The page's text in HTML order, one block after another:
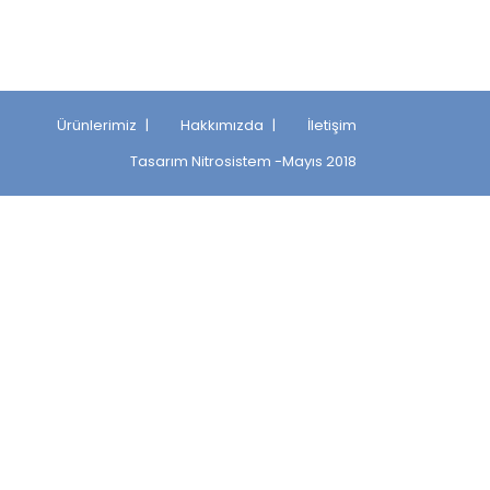
Ürünlerimiz Hakkımızda
İletişim
Tasarım Nitrosistem -Mayıs 2018